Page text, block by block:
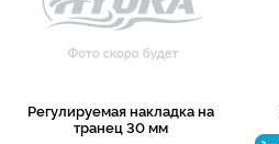
Регулируемая накладка на
транец 30 мм